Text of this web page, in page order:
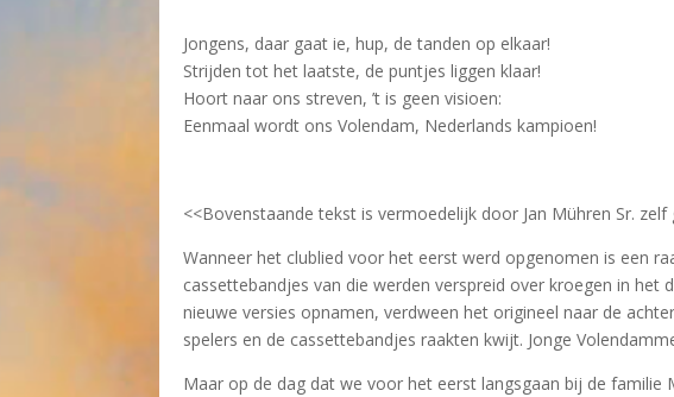
Jongens, daar gaat ie, hup, de tanden op elkaar!
Strijden tot het laatste, de puntjes liggen klaar!
Hoort naar ons streven, ’t is geen visioen:
Eenmaal wordt ons Volendam, Nederlands kampioen!
<<Bovenstaande tekst is vermoedelijk door Jan Mühren Sr.
Wanneer het clublied voor het eerst werd opgenomen is een
cassettebandjes van die werden verspreid over kroegen in
nieuwe versies opnamen, verdween het origineel naar de
spelers en de cassettebandjes raakten kwijt. Jonge
Maar op de dag dat we voor het eerst langsgaan bij de familie